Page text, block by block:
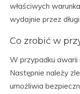
właściwych
wydajnie przez
Co zrobić w
W przypadku awarii
Następnie należy
umożliwia